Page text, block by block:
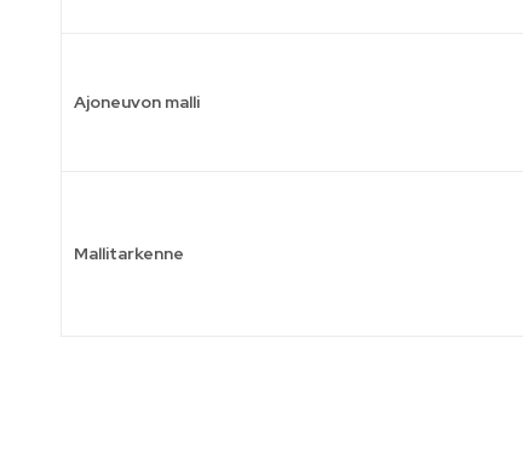
Ajoneuvon malli
Mallitarkenne